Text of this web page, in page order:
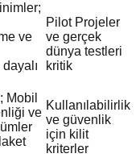
ve
Pilot Projeler
ve gerçek
dünya testleri
kritik
Mobil
ve
Kullanılabilirlik
ve güvenlik
için kilit
kriterler